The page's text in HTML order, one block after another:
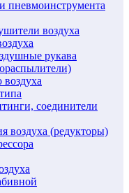
пневмоинструмента
воздуха
рукава
соединители
воздуха (редукторы)